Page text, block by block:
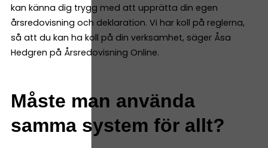
kan känna dig trygg med att upprätta din egen
årsredovisning och deklaration. Vi har koll på reglerna,
så att du kan ha koll på din verksamhet, säger Åsa
Hedgren på Årsredovisning Online.
Måste man använda
samma system för allt?